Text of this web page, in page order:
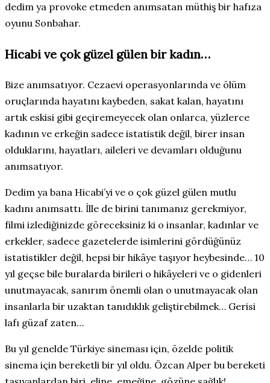
dedim ya provoke etmeden anımsatan müthiş bir hafıza
oyunu Sonbahar.
Hicabi ve çok güzel gülen bir kadın…
Bize anımsatıyor. Cezaevi operasyonlarında ve ölüm
oruçlarında hayatını kaybeden, sakat kalan, hayatını
artık eskisi gibi geçiremeyecek olan onlarca, yüzlerce
kadının ve erkeğin sadece istatistik değil, birer insan
olduklarını, hayatları, aileleri ve devamları olduğunu
anımsatıyor.
Dedim ya bana Hicabi’yi ve o çok güzel gülen mutlu
kadını anımsattı. İlle de birini tanımanız gerekmiyor,
filmi izlediğinizde göreceksiniz ki o insanlar, kadınlar ve
erkekler, sadece gazetelerde isimlerini gördüğünüz
istatistikler değil, hepsi bir hikâye taşıyor heybesinde… 10
yıl geçse bile buralarda birileri o hikâyeleri ve o gidenleri
unutmayacak, sanırım önemli olan o unutmayacak olan
insanlarla bir uzaktan tanıdıklık geliştirebilmek… Gerisi
lafı güzaf zaten…
Bu yıl genelde Türkiye sineması için, özelde politik
sinema için bereketli bir yıl oldu. Özcan Alper bu bereketi